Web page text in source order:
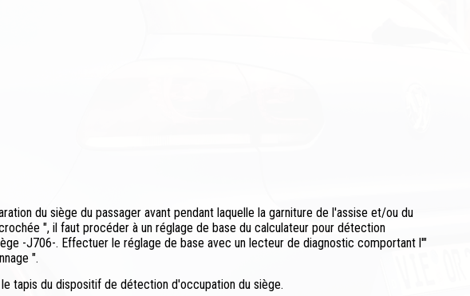
du siège du passager avant pendant laquelle la garniture de l'assise et/ou du
", il faut procéder à un réglage de base du calculateur pour détection
-J706-. Effectuer le réglage de base avec un lecteur de diagnostic comportant l'"
".
le tapis du dispositif de détection d'occupation du siège.